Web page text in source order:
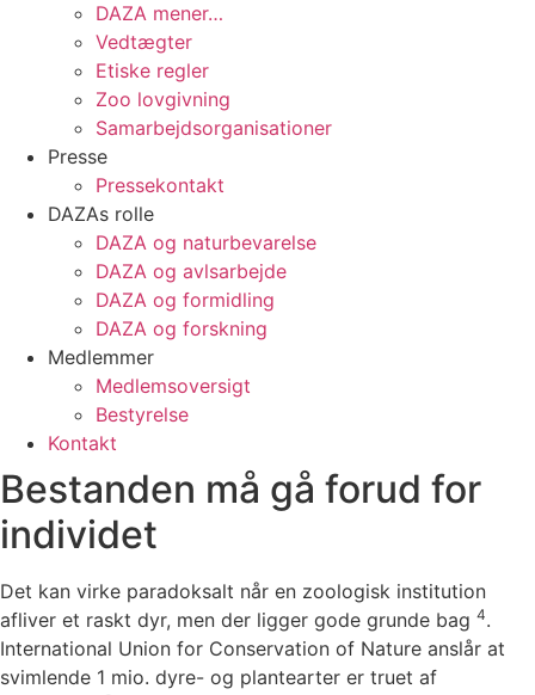
DAZA mener…
Vedtægter
Etiske regler
Zoo lovgivning
Samarbejdsorganisationer
Presse
Pressekontakt
DAZAs rolle
DAZA og natur­bevarelse
DAZA og avls­arbejde
DAZA og formidling
DAZA og forskning
Medlemmer
Medlemsoversigt
Bestyrelse
Kontakt
Bestanden må gå forud for
individet
Det kan virke paradoksalt når en zoologisk institution
afliver et raskt dyr, men der ligger gode grunde bag 4.
International Union for Conservation of Nature anslår at
svimlende 1 mio. dyre- og plantearter er truet af